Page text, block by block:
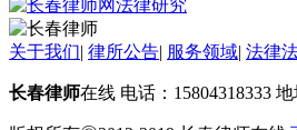
关于我们| 律所公告| 服务领域| 法律
长春律师在线 电话：15804318333